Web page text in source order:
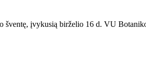
šventę, įvykusią birželio 16 d. VU